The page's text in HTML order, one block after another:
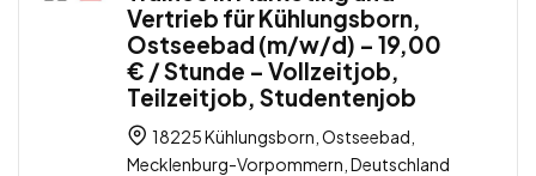
Vertrieb für Kühlungsborn,
Ostseebad (m/w/d) – 19,00
€ / Stunde – Vollzeitjob,
Teilzeitjob, Studentenjob
18225 Kühlungsborn, Ostseebad,
Mecklenburg-Vorpommern, Deutschland